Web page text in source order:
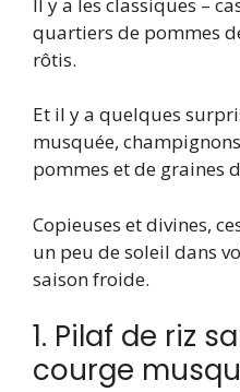
quartiers de pommes
rôtis.
Et il y a quelques
musquée,
pommes et de graines
Copieuses et divines,
un peu de soleil dans
saison froide.
1. Pilaf de riz
courge